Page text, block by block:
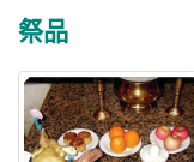
祭品